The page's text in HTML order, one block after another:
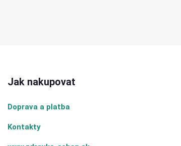
Jak nakupovat
Doprava a platba
Kontakty